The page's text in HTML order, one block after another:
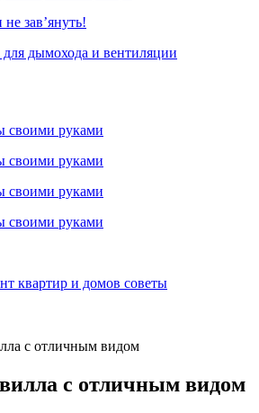
не зав’януть!
для дымохода и вентиляции
своими руками
своими руками
своими руками
своими руками
квартир и домов советы
с отличным видом
с отличным видом